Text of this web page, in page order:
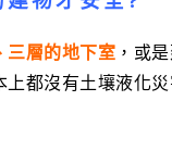
三層的地下室 ，或
上都沒有土壤液化